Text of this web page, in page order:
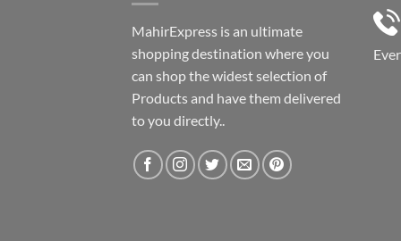
MahirExpress is an ultimate
shopping destination where you
can shop the widest selection of
Products and have them delivered
to you directly..